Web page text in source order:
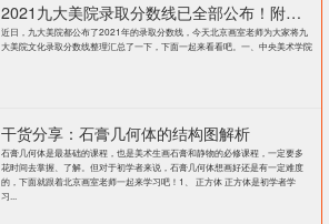
2021九大美院录取分数线已全部公布！附各大院校录取分数线汇总！
近日，九大美院都公布了2021年的录取分数线，今天北京画室老师为大家将九
大美院文化录取分数线整理汇总了一下，下面一起来看看吧。一、中央美术学院
干货分享：石膏几何体的结构图解析
石膏几何体是最基础的课程，也是美术生画石膏和静物的必修课程，一定要多
花时间去掌握、了解。但对于初学者来说，石膏几何体想画好还是有一定难度
的，下面就跟着北京画室老师一起来学习吧！1、 正方体 正方体是初学者学
习...